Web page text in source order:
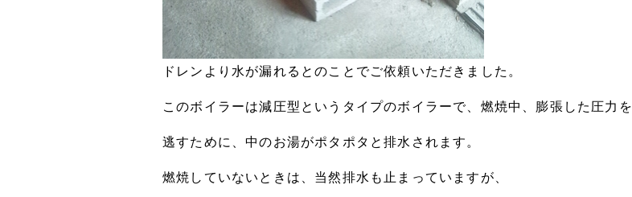
ドレンより水が漏れるとのことでご依頼いただきました。
このボイラーは減圧型というタイプのボイラーで、燃焼中、膨張した圧力を
逃すために、中のお湯がポタポタと排水されます。
燃焼していないときは、当然排水も止まっていますが、